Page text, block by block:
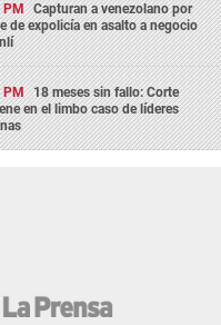
PM Capturan a venezolano por
de expolicía en asalto a negocio
PM 18 meses sin fallo: Corte
en el limbo caso de líderes